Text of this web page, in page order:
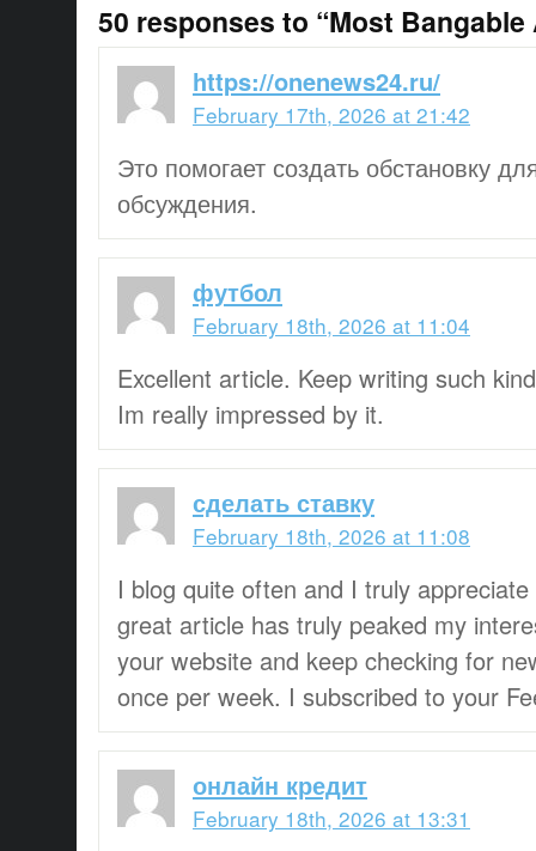
50 responses to “Most
https://onenews24.ru/
February 17th, 2026 at 21:42
Это помогает создать обстановку
обсуждения.
футбол
February 18th, 2026 at 11:04
Excellent article. Keep writing such
Im really impressed by it.
сделать ставку
February 18th, 2026 at 11:08
I blog quite often and I truly
great article has truly peaked my
your website and keep checking for
once per week. I subscribed to your
онлайн кредит
February 18th, 2026 at 13:31